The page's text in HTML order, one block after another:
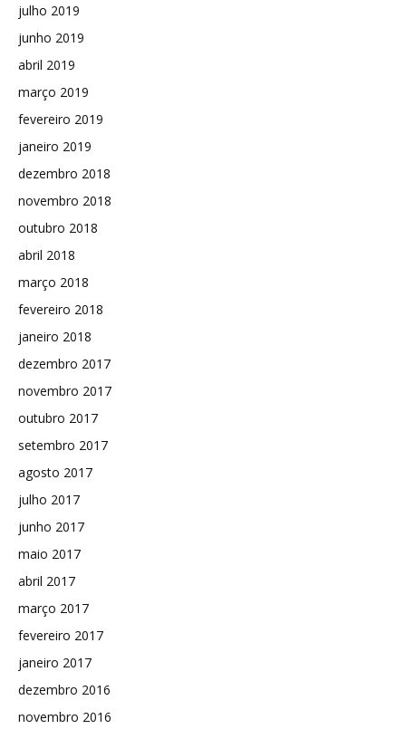
julho 2019
junho 2019
abril 2019
março 2019
fevereiro 2019
janeiro 2019
dezembro 2018
novembro 2018
outubro 2018
abril 2018
março 2018
fevereiro 2018
janeiro 2018
dezembro 2017
novembro 2017
outubro 2017
setembro 2017
agosto 2017
julho 2017
junho 2017
maio 2017
abril 2017
março 2017
fevereiro 2017
janeiro 2017
dezembro 2016
novembro 2016